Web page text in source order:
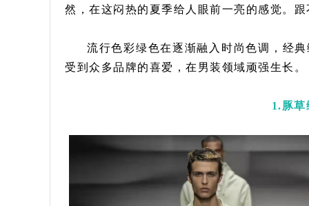
然，在这闷热的夏季给人眼前一亮的感觉。
流行色彩绿色在逐渐融入时尚色调，经
受到众多品牌的喜爱，在男装领域顽强生长。
1.豚